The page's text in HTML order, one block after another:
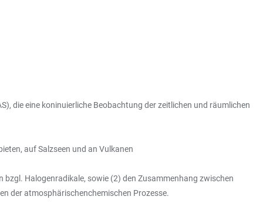
die eine koninuierliche Beobachtung der zeitlichen und räumlichen
auf Salzseen und an Vulkanen
Halogenradikale, sowie (2) den Zusammenhang zwischen
der atmosphärischenchemischen Prozesse.